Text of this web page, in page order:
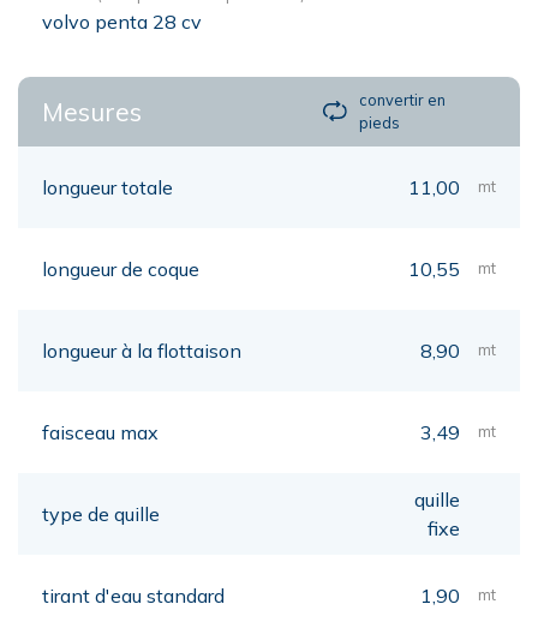
volvo penta 28 cv
Mesures
convertir en
pieds
longueur totale 11,00 mt
longueur de coque 10,55 mt
longueur à la flottaison 8,90 mt
faisceau max 3,49 mt
type de quille
quille
fixe
tirant d'eau standard 1,90 mt